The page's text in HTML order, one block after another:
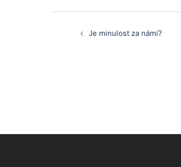
PostJe minulost za námi?